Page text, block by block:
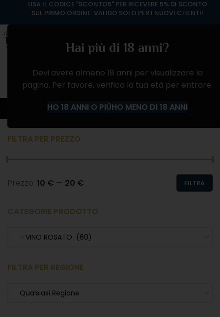
Hai più di 18 anni?
Devi avere almeno 18 anni per visualizzare la
pagina. Per favore, verifica la tua età per entrare.
HO 18 ANNI O PIÙHO MENO DI 18 ANNI
VINO ROSATO
FILTRA PER PREZZO
FILTRA
Prezzo: 10 € — 20 €
CATEGORIE PRODOTTO
VINO ROSATO (60)
FILTRA PER REGIONE
Qualsiasi Regione
USA IL CODICE "SCONTO5" PER RICEVERE 5% DI SCONTO
SUL PRIMO ORDINE. VALIDO SOLO PER I NUOVI CLIENTI!